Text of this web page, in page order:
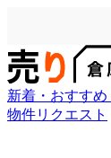
新着・おすすめ
物件リクエスト